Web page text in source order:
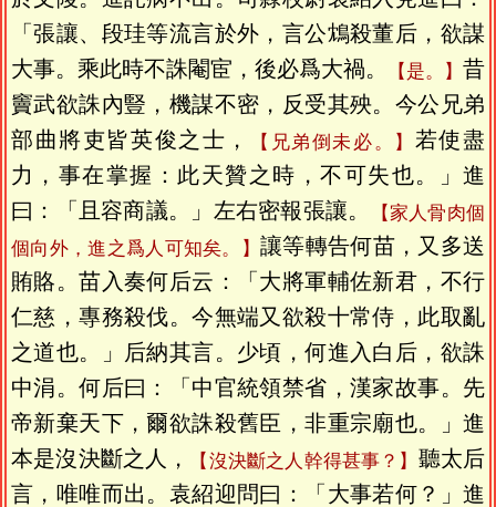
「張讓、段珪等流言於外，言公鴆殺董后，欲謀
大事。乘此時不誅閹宦，後必爲大禍。
【是。】 昔
竇武欲誅內豎，機謀不密，反受其殃。今公兄弟
部曲將吏皆英俊之士，
【兄弟倒未必。】 若使盡
力，事在掌握：此天贊之時，不可失也。」進
曰：「且容商議。」左右密報張讓。
【家人骨肉個
個向外，進之爲人可知矣。】讓等轉告何苗，又多送
賄賂。苗入奏何后云：「大將軍輔佐新君，不行
仁慈，專務殺伐。今無端又欲殺十常侍，此取亂
之道也。」后納其言。少頃，何進入白后，欲誅
中涓。何后曰：「中官統領禁省，漢家故事。先
帝新棄天下，爾欲誅殺舊臣，非重宗廟也。」進
本是沒決斷之人，
【沒決斷之人幹得甚事？】 聽太后
言，唯唯而出。袁紹迎問曰：「大事若何？」進